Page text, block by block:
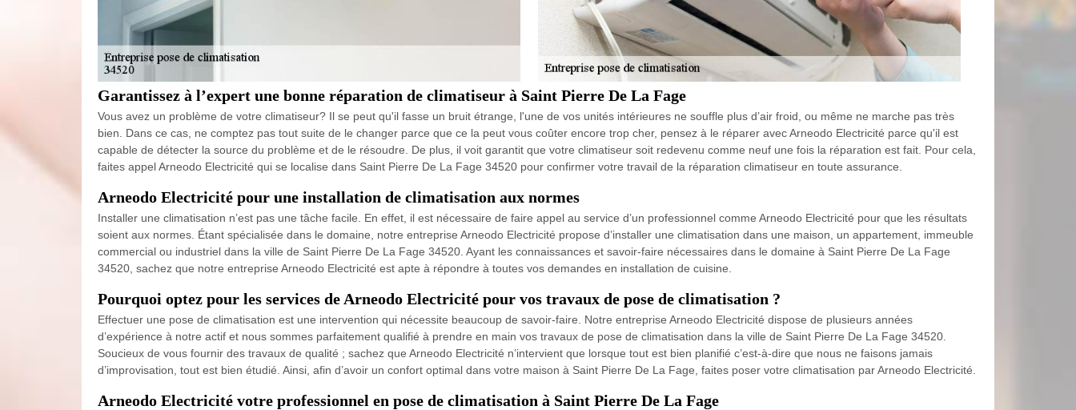
Garantissez à l’expert une bonne réparation de climatiseur à Saint Pierre De La Fage
Vous avez un problème de votre climatiseur? Il se peut qu'il fasse un bruit étrange, l'une de vos unités intérieures ne souffle plus d’air froid, ou même ne marche pas très
bien. Dans ce cas, ne comptez pas tout suite de le changer parce que ce la peut vous coûter encore trop cher, pensez à le réparer avec Arneodo Electricité parce qu'il est
capable de détecter la source du problème et de le résoudre. De plus, il voit garantit que votre climatiseur soit redevenu comme neuf une fois la réparation est fait. Pour cela,
faites appel Arneodo Electricité qui se localise dans Saint Pierre De La Fage 34520 pour confirmer votre travail de la réparation climatiseur en toute assurance.
Arneodo Electricité pour une installation de climatisation aux normes
Installer une climatisation n’est pas une tâche facile. En effet, il est nécessaire de faire appel au service d’un professionnel comme Arneodo Electricité pour que les résultats
soient aux normes. Étant spécialisée dans le domaine, notre entreprise Arneodo Electricité propose d’installer une climatisation dans une maison, un appartement, immeuble
commercial ou industriel dans la ville de Saint Pierre De La Fage 34520. Ayant les connaissances et savoir-faire nécessaires dans le domaine à Saint Pierre De La Fage
34520, sachez que notre entreprise Arneodo Electricité est apte à répondre à toutes vos demandes en installation de cuisine.
Pourquoi optez pour les services de Arneodo Electricité pour vos travaux de pose de climatisation ?
Effectuer une pose de climatisation est une intervention qui nécessite beaucoup de savoir-faire. Notre entreprise Arneodo Electricité dispose de plusieurs années
d’expérience à notre actif et nous sommes parfaitement qualifié à prendre en main vos travaux de pose de climatisation dans la ville de Saint Pierre De La Fage 34520.
Soucieux de vous fournir des travaux de qualité ; sachez que Arneodo Electricité n’intervient que lorsque tout est bien planifié c’est-à-dire que nous ne faisons jamais
d’improvisation, tout est bien étudié. Ainsi, afin d’avoir un confort optimal dans votre maison à Saint Pierre De La Fage, faites poser votre climatisation par Arneodo Electricité.
Arneodo Electricité votre professionnel en pose de climatisation à Saint Pierre De La Fage